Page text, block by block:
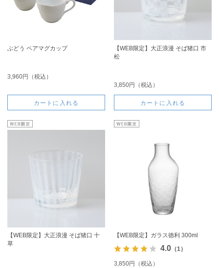
ぶどう ペアマグカップ
3,960円（税込）
カートに入れる
【WEB限定】大正浪漫 そば猪口 市
松
3,850円（税込）
カートに入れる
【WEB限定】大正浪漫 そば猪口 十
草
【WEB限定】ガラス徳利 300ml
4.0（1）
3,850円（税込）